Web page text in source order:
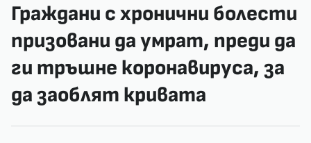
Граждани с хронични болести
призовани да умрат, преди да
ги тръшне коронавируса, за
да заоблят кривата